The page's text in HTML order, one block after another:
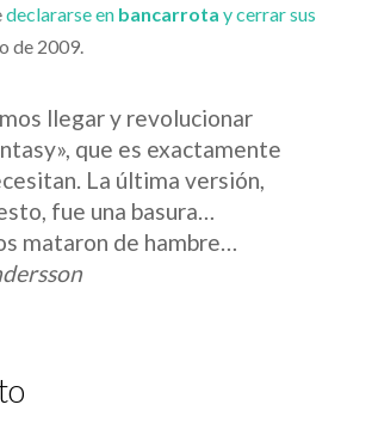
declararse en bancarrota y cerrar sus
de 2009.
llegar y revolucionar
que es exactamente
La última versión,
fue una basura…
mataron de hambre…